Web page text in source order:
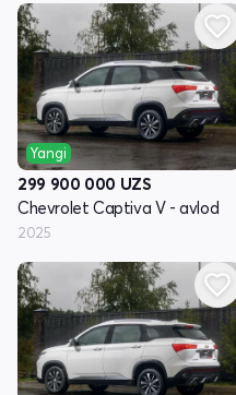
Yangi
299 900 000 UZS
Chevrolet Captiva V - avlod
2025